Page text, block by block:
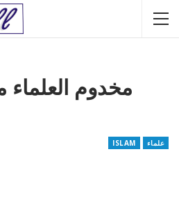
مخدوم
ISLAM علماء